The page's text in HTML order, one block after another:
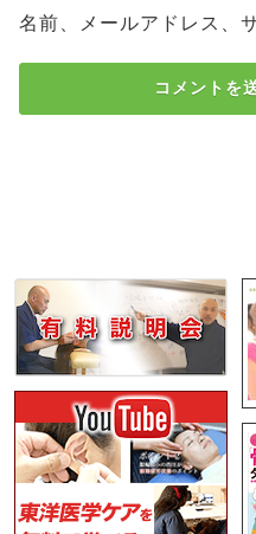
名前、メールアドレス、